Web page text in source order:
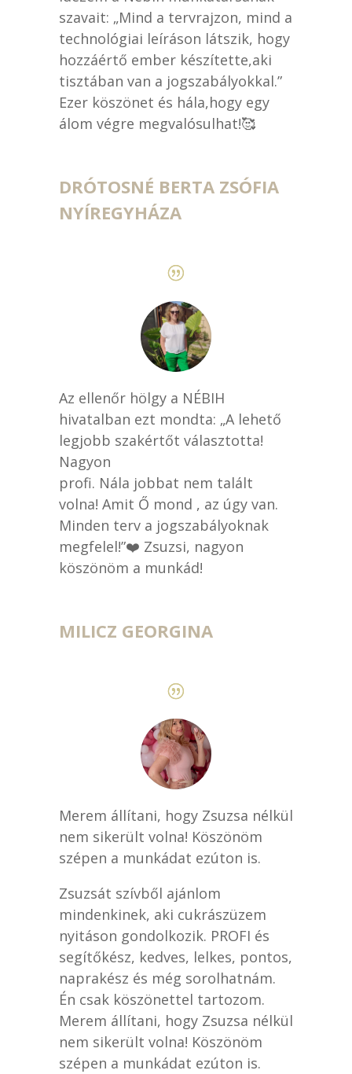
szavait: „Mind a tervrajzon, mind a
technológiai leíráson látszik, hogy
hozzáértő ember készítette,aki
tisztában van a jogszabályokkal.”
Ezer köszönet és hála,hogy egy
álom végre megvalósulhat!🥰
DRÓTOSNÉ BERTA ZSÓFIA
NYÍREGYHÁZA
Az ellenőr hölgy a NÉBIH
hivatalban ezt mondta: „A lehető
legjobb szakértőt választotta!
Nagyon
profi. Nála jobbat nem talált
volna! Amit Ő mond , az úgy van.
Minden terv a jogszabályoknak
megfelel!”❤️ Zsuzsi, nagyon
köszönöm a munkád!
MILICZ GEORGINA
Merem állítani, hogy Zsuzsa nélkül
nem sikerült volna! Köszönöm
szépen a munkádat ezúton is.
Zsuzsát szívből ajánlom
mindenkinek, aki cukrászüzem
nyitáson gondolkozik. PROFI és
segítőkész, kedves, lelkes, pontos,
naprakész és még sorolhatnám.
Én csak köszönettel tartozom.
Merem állítani, hogy Zsuzsa nélkül
nem sikerült volna! Köszönöm
szépen a munkádat ezúton is.